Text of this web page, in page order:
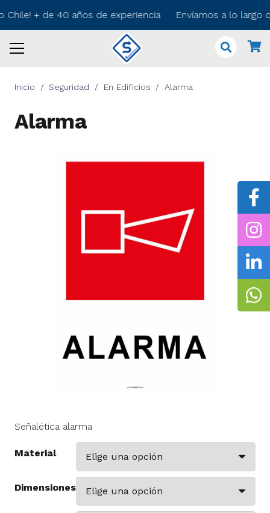
Chile! + de 40 años de experiencia Envíamos a lo
Inicio / Seguridad / En Edificios / Alarma
Alarma
Señalética alarma
Material
Dimensiones